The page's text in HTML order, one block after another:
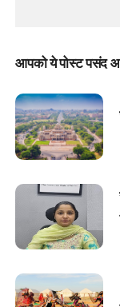
आपको ये पोस्ट पसंद